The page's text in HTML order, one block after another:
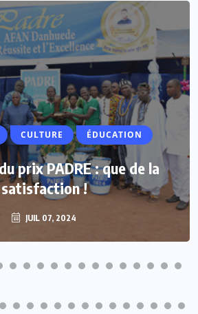
ACTUALITE
: les députés
leur proximité avec les
populations
JUIL 07, 2024